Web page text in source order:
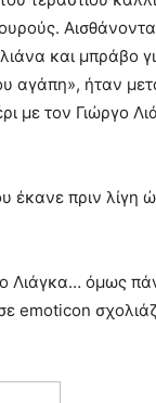
και μπράβο
αγάπη», ήταν
με τον Γιώργο
έκανε πριν λίγη
Λιάγκα… όμως
emoticon